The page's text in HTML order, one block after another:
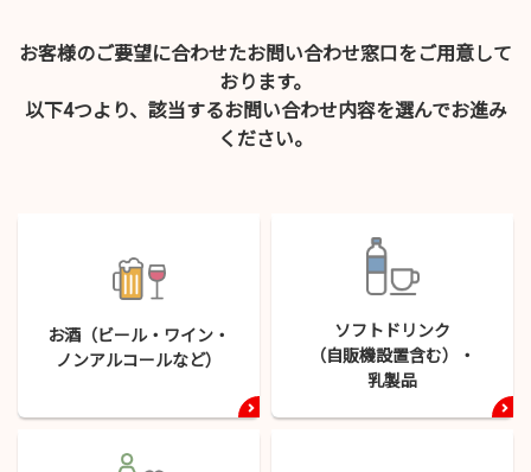
お客様のご要望に合わせたお問い合わせ窓口をご用意して
おります。
以下4つより、該当するお問い合わせ内容を選んでお進み
ください。
お酒（ビール・ ワイン・
ノンアルコールなど）
ソフトドリンク
（自販機設置含む）・
乳製品